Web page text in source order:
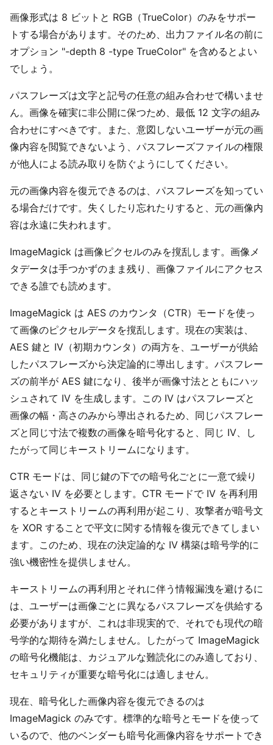
画像形式は 8 ビットと RGB（TrueColor）のみをサポー
トする場合があります。そのため、出力ファイル名の前に
オプション "-depth 8 -type TrueColor" を含めるとよい
でしょう。
パスフレーズは文字と記号の任意の組み合わせで構いませ
ん。画像を確実に非公開に保つため、最低 12 文字の組み
合わせにすべきです。また、意図しないユーザーが元の画
像内容を閲覧できないよう、パスフレーズファイルの権限
が他人による読み取りを防ぐようにしてください。
元の画像内容を復元できるのは、パスフレーズを知ってい
る場合だけです。失くしたり忘れたりすると、元の画像内
容は永遠に失われます。
ImageMagick は画像ピクセルのみを撹乱します。画像メ
タデータは手つかずのまま残り、画像ファイルにアクセス
できる誰でも読めます。
ImageMagick は AES のカウンタ（CTR）モードを使っ
て画像のピクセルデータを撹乱します。現在の実装は、
AES 鍵と IV（初期カウンタ）の両方を、ユーザーが供給
したパスフレーズから決定論的に導出します。パスフレー
ズの前半が AES 鍵になり、後半が画像寸法とともにハッ
シュされて IV を生成します。この IV はパスフレーズと
画像の幅・高さのみから導出されるため、同じパスフレー
ズと同じ寸法で複数の画像を暗号化すると、同じ IV、し
たがって同じキーストリームになります。
CTR モードは、同じ鍵の下での暗号化ごとに一意で繰り
返さない IV を必要とします。CTR モードで IV を再利用
するとキーストリームの再利用が起こり、攻撃者が暗号文
を XOR することで平文に関する情報を復元できてしまい
ます。このため、現在の決定論的な IV 構築は暗号学的に
強い機密性を提供しません。
キーストリームの再利用とそれに伴う情報漏洩を避けるに
は、ユーザーは画像ごとに異なるパスフレーズを供給する
必要がありますが、これは非現実的で、それでも現代の暗
号学的な期待を満たしません。したがって ImageMagick
の暗号化機能は、カジュアルな難読化にのみ適しており、
セキュリティが重要な暗号化には適しません。
現在、暗号化した画像内容を復元できるのは
ImageMagick のみです。標準的な暗号とモードを使って
いるので、他のベンダーも暗号化画像内容をサポートでき